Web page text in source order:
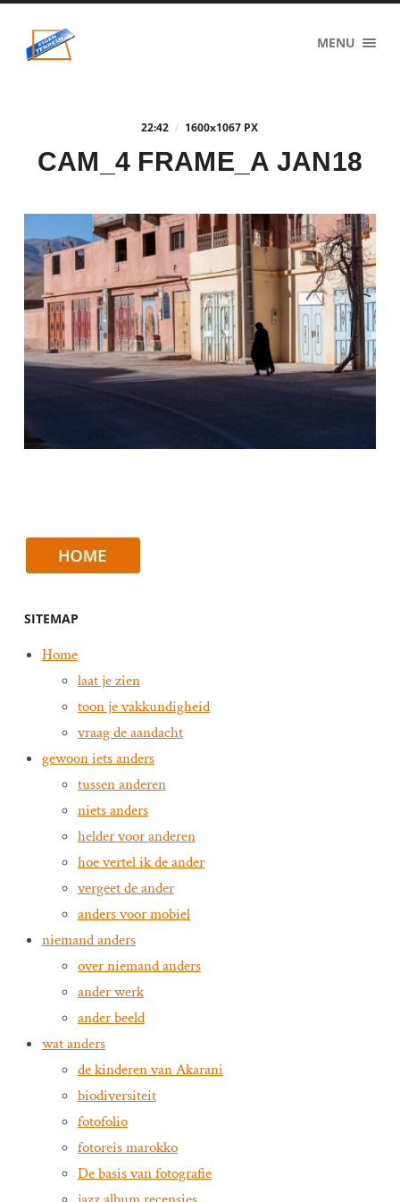
eigenzinnig
terrein
MENU
22:42 / 1600x1067 PX
CAM_4 FRAME_A JAN18
SITEMAP
Home
laat je zien
toon je vakkundigheid
vraag de aandacht
gewoon iets anders
tussen anderen
niets anders
helder voor anderen
hoe vertel ik de ander
vergeet de ander
anders voor mobiel
niemand anders
over niemand anders
ander werk
ander beeld
wat anders
de kinderen van Akarani
biodiversiteit
fotofolio
fotoreis marokko
De basis van fotografie